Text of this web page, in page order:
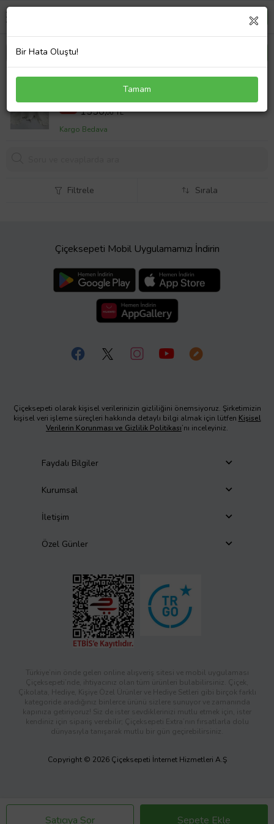
PUSET ÖRTÜSÜ 4 KAT MÜSLİN KUMAŞ FIR FIR
DETAYLI (Standart)
%11 1750,00 TL
1550,00 TL
Kargo Bedava
Satıcıya Sor Sepete Ekle
Filtrele Sırala
Çiçeksepeti Mobil Uygulamamızı İndirin
Çiçeksepeti olarak kişisel verilerinizin gizliliğini önemsiyoruz. Şirketimizin
kişisel veri işleme süreçleri hakkında detaylı bilgi almak için lütfen Kişisel
Verilerin Korunması ve Gizlilik Politikası’nı inceleyiniz.
Faydalı Bilgiler
Kurumsal
İletişim
Özel Günler
Türkiye’nin önde gelen online alışveriş sitesi ve mobil uygulaması
Çiçeksepeti’nde, ihtiyacınız olan tüm ürünleri bulabilirsiniz. Çiçek,
Çikolata, Hediye, Kişiye Özel Ürünler ve Hediye Setleri gibi birçok farklı
kategoride aradığınız binlerce ürünü sizlere sunuyor ve zamanında
kapınıza getiriyoruz! Siz de ister sevdiklerinizi mutlu etmek için, ister
kendiniz için sipariş verebilir; Çiçeksepeti Extra’nın fırsatlarla dolu
dünyasıyla tanışarak mutlu bir gün geçirebilirsiniz.
Copyright © 2026 Çiçeksepeti İnternet Hizmetleri A.Ş
Bir Hata Oluştu!
Tamam